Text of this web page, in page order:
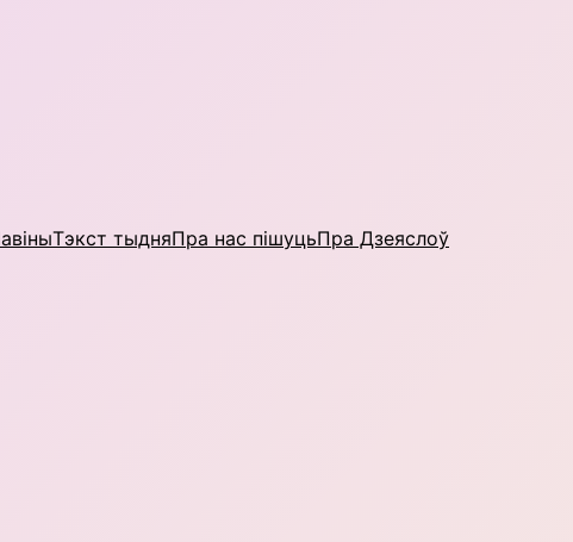
Тэкст тыдняПра нас пішуцьПра Дзеяслоў